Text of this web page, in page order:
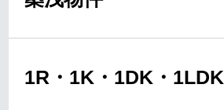
1R・1K・1DK・1LDK